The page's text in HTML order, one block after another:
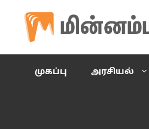
content
முகப்பு அரசியல்